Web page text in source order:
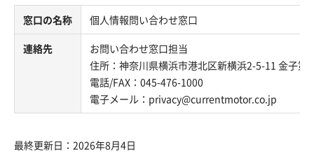
窓口の名称 個人情報問い合わせ窓口
連絡先
お問い合わせ窓口担当
住所：神奈川県横浜市港北区新横浜2-5-11 金子第
電話/FAX：045-476-1000
電子メール：privacy@currentmotor.co.jp
最終更新日：2026年8月4日